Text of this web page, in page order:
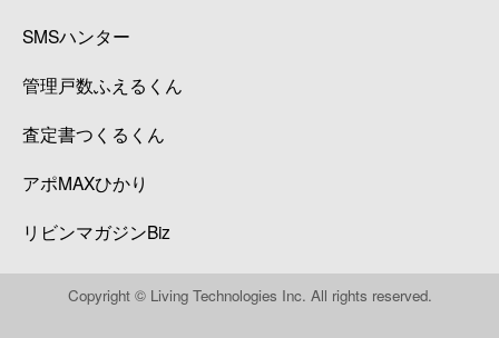
SMSハンター
管理戸数ふえるくん
査定書つくるくん
アポMAXひかり
リビンマガジンBiz
Copyright © Living Technologies Inc. All rights reserved.